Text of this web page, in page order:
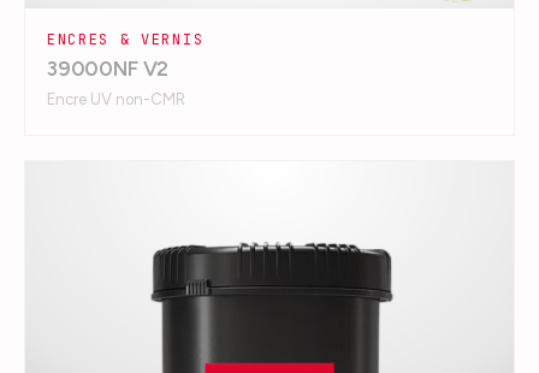
ENCRES & VERNIS
39000NF V2
Encre UV non-CMR